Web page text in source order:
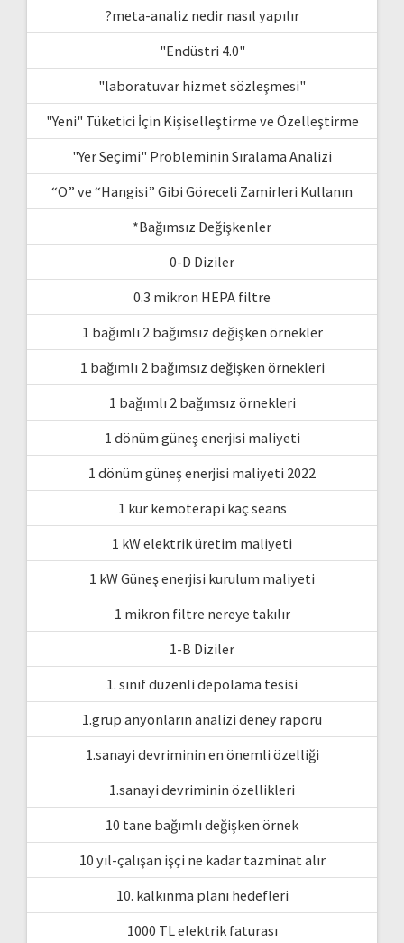
?meta-analiz nedir nasıl yapılır
"Endüstri 4.0"
"laboratuvar hizmet sözleşmesi"
"Yeni" Tüketici İçin Kişiselleştirme ve Özelleştirme
"Yer Seçimi" Probleminin Sıralama Analizi
“O” ve “Hangisi” Gibi Göreceli Zamirleri Kullanın
*Bağımsız Değişkenler
0-D Diziler
0.3 mikron HEPA filtre
1 bağımlı 2 bağımsız değişken örnekler
1 bağımlı 2 bağımsız değişken örnekleri
1 bağımlı 2 bağımsız örnekleri
1 dönüm güneş enerjisi maliyeti
1 dönüm güneş enerjisi maliyeti 2022
1 kür kemoterapi kaç seans
1 kW elektrik üretim maliyeti
1 kW Güneş enerjisi kurulum maliyeti
1 mikron filtre nereye takılır
1-B Diziler
1. sınıf düzenli depolama tesisi
1.grup anyonların analizi deney raporu
1.sanayi devriminin en önemli özelliği
1.sanayi devriminin özellikleri
10 tane bağımlı değişken örnek
10 yıl-çalışan işçi ne kadar tazminat alır
10. kalkınma planı hedefleri
1000 TL elektrik faturası